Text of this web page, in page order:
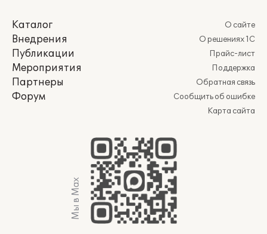
Каталог
Внедрения
Публикации
Мероприятия
Партнеры
Форум
О сайте
О решениях 1С
Прайс-лист
Поддержка
Обратная связь
Сообщить об ошибке
Карта сайта
Мы в Max